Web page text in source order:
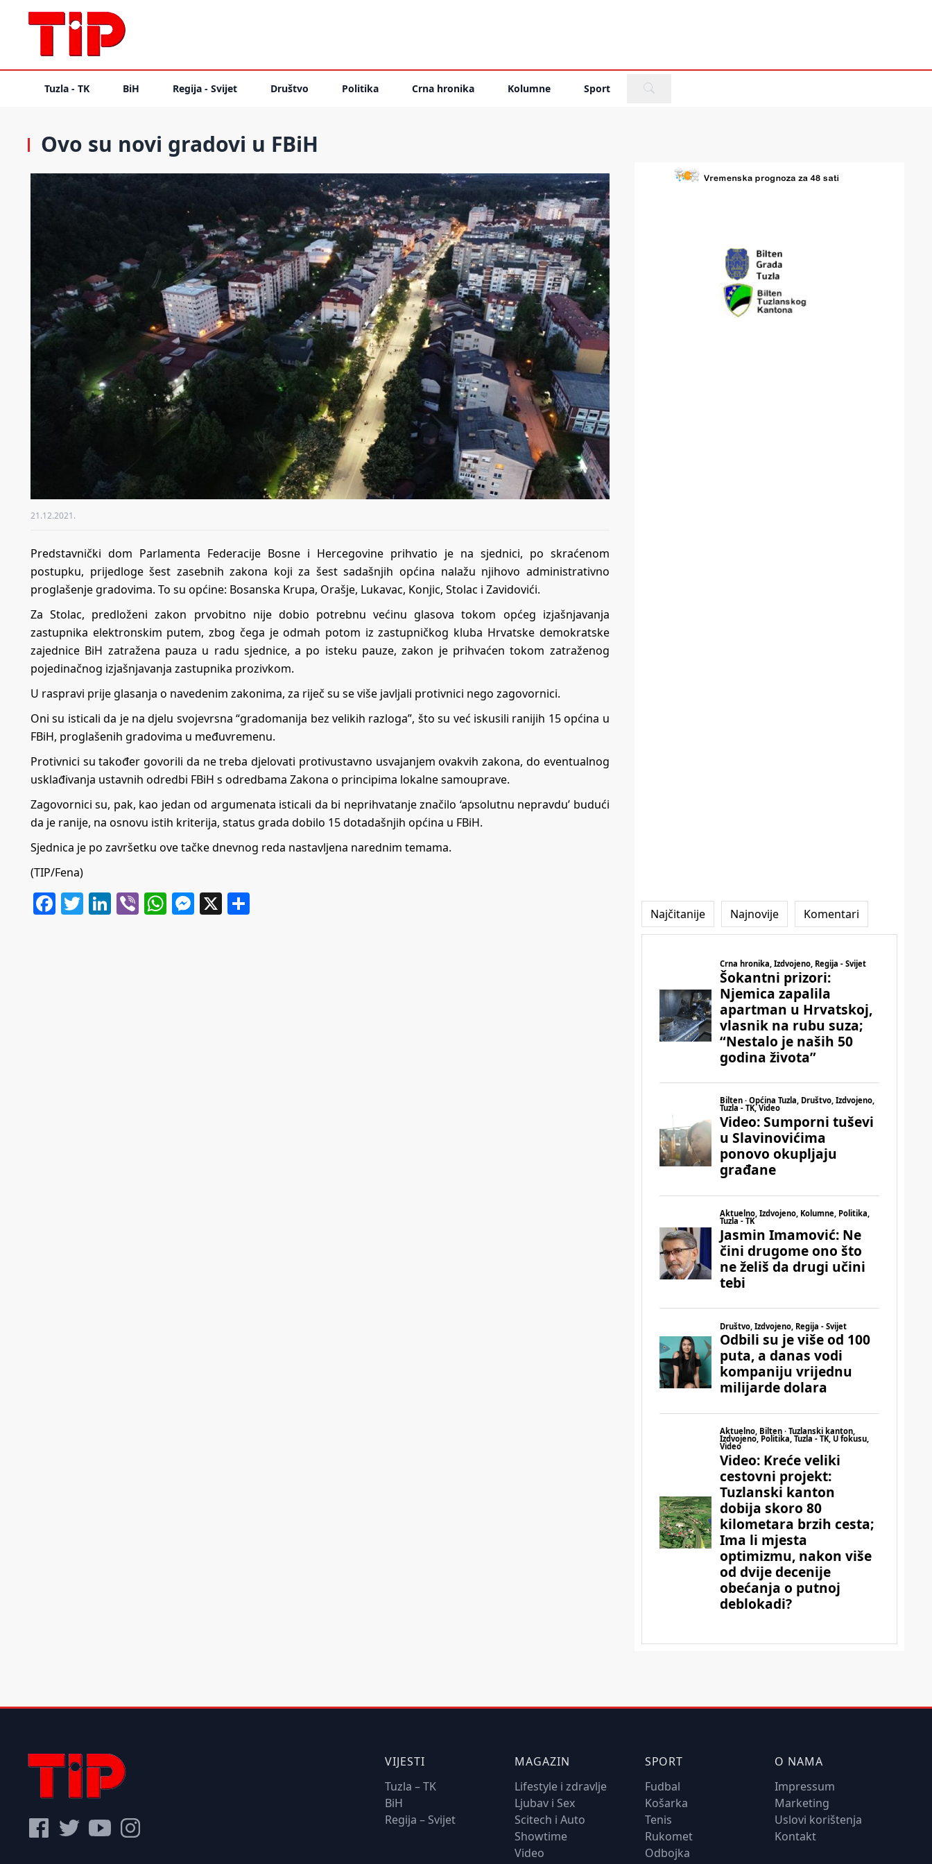
Tuzla - TK BiH Regija - Svijet Društvo Politika Crna hronika Kolumne Sport
Ovo su novi gradovi u FBiH
21.12.2021.
Predstavnički dom Parlamenta Federacije Bosne i Hercegovine prihvatio je na sjednici, po skraćenom
postupku, prijedloge šest zasebnih zakona koji za šest sadašnjih općina nalažu njihovo administrativno
proglašenje gradovima. To su općine: Bosanska Krupa, Orašje, Lukavac, Konjic, Stolac i Zavidovići.
Za Stolac, predloženi zakon prvobitno nije dobio potrebnu većinu glasova tokom općeg izjašnjavanja
zastupnika elektronskim putem, zbog čega je odmah potom iz zastupničkog kluba Hrvatske demokratske
zajednice BiH zatražena pauza u radu sjednice, a po isteku pauze, zakon je prihvaćen tokom zatraženog
pojedinačnog izjašnjavanja zastupnika prozivkom.
U raspravi prije glasanja o navedenim zakonima, za riječ su se više javljali protivnici nego zagovornici.
Oni su isticali da je na djelu svojevrsna “gradomanija bez velikih razloga”, što su već iskusili ranijih 15 općina u
FBiH, proglašenih gradovima u međuvremenu.
Protivnici su također govorili da ne treba djelovati protivustavno usvajanjem ovakvih zakona, do eventualnog
usklađivanja ustavnih odredbi FBiH s odredbama Zakona o principima lokalne samouprave.
Zagovornici su, pak, kao jedan od argumenata isticali da bi neprihvatanje značilo ‘apsolutnu nepravdu’ budući
da je ranije, na osnovu istih kriterija, status grada dobilo 15 dotadašnjih općina u FBiH.
Sjednica je po završetku ove tačke dnevnog reda nastavljena narednim temama.
(TIP/Fena)
Facebook
Twitter
LinkedIn
ViberWhatsApp
Messenger
X Najčitanije Najnovije Komentari
VIJESTI
Tuzla – TK
BiH
Regija – Svijet
MAGAZIN
Lifestyle i zdravlje
Ljubav i Sex
Scitech i Auto
Showtime
Video
SPORT
Fudbal
Košarka
Tenis
Rukomet
Odbojka
O NAMA
Impressum
Marketing
Uslovi korištenja
Kontakt